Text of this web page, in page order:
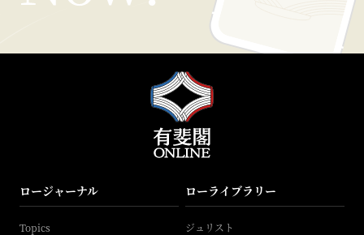
ロージャーナル
Topics
ローライブラリー
ジュリスト